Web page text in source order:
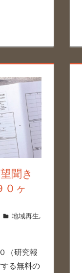
聞き
０ヶ
地域再生,
（研究報
る無料の